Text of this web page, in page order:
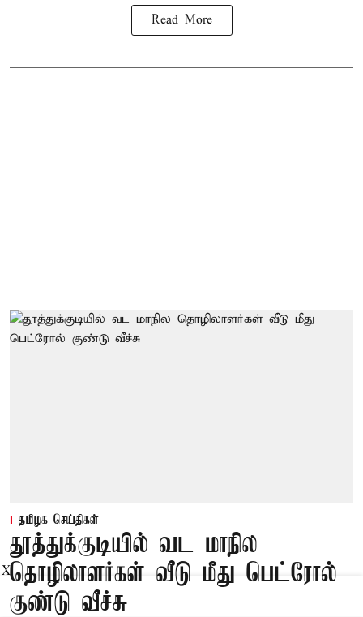
Read More
தமிழக செய்திகள்
தூத்துக்குடியில் வட மாநில
தொழிலாளர்கள் வீடு மீது பெட்ரோல்
குண்டு வீச்சு
X